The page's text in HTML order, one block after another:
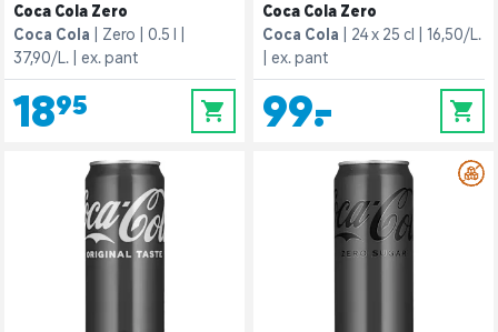
Coca Cola Zero
Coca Cola
Zero
0.5 l
37,90/L.
ex. pant
18,95 0
Coca Cola Zero
Coca Cola
24 x 25 cl
16,50/L.
ex. pant
99,- 0